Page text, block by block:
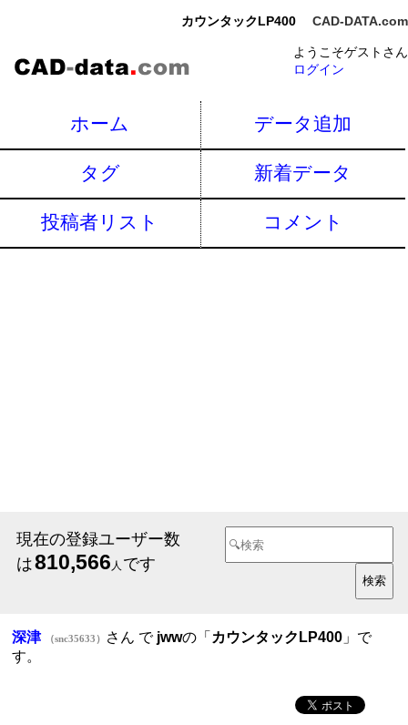
カウンタックLP400 CAD-DATA.com
ようこそゲストさん
ログイン
ホーム データ追加
タグ 新着データ
投稿者リスト コメント
現在の登録ユーザー数
は810,566 人 です
深津 （snc35633） さん で jwwの「 カウンタックLP400 」で
す。